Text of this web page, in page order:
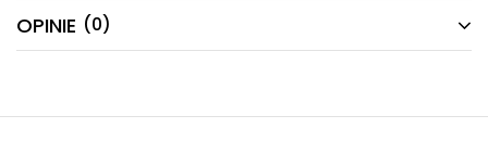
aby zamówić kuriera który odbierze sprzęt z Twojego
Masz pytania odnośnie produktu, oferty lub współpracy z
nami?
E-mail
OPINIE (0)